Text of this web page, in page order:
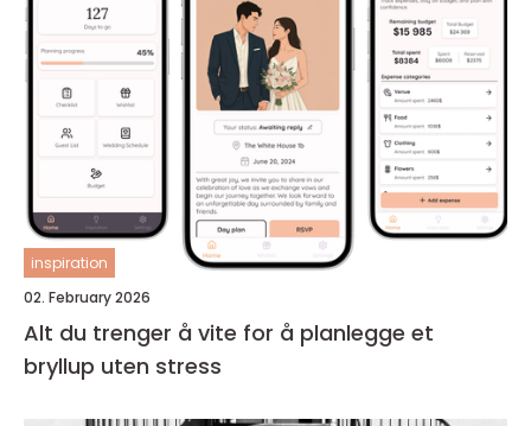
inspiration
02. February 2026
Alt du trenger å vite for å planlegge et
bryllup uten stress